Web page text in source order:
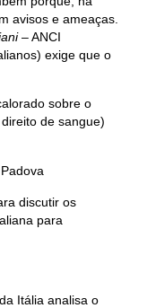
avisos e ameaças.
– ANCI
exige que o
sobre o
de sangue)
discutir os
para
Itália analisa o